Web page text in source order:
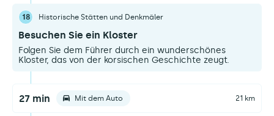
18 Historische Stätten und Denkmäler
Besuchen Sie ein Kloster
Folgen Sie dem Führer durch ein wunderschönes
Kloster, das von der korsischen Geschichte zeugt.
27 min Mit dem Auto 21 km